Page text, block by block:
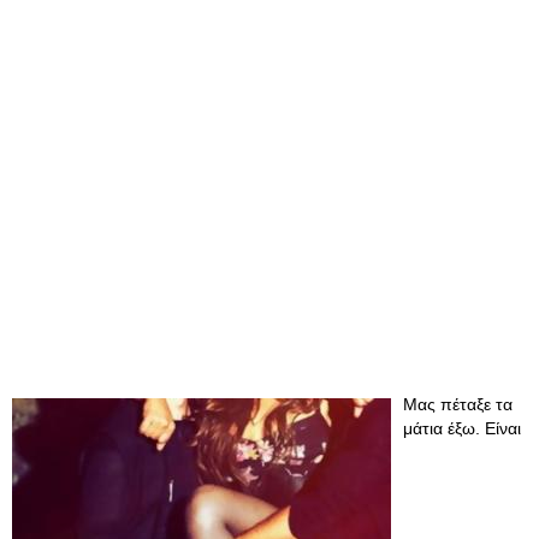
Μας πέταξε τα
μάτια έξω. Είναι